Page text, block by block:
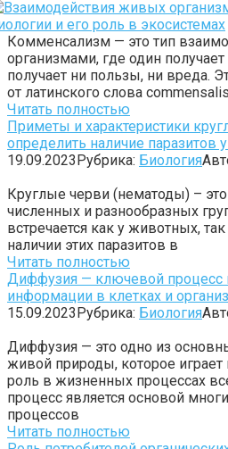
Комменсализм — это тип
организмами, где один
получает ни пользы, ни вреда.
от латинского слова
Читать полностью
Приметы и характеристики
определить наличие паразитов
19.09.2023Рубрика: Биология
Круглые черви (нематоды) –
численных и разнообразных
встречается как у животных,
наличии этих паразитов в
Читать полностью
Диффузия — ключевой процесс
информации в клетках и
15.09.2023Рубрика: Биология
Диффузия — это одно из
живой природы, которое
роль в жизненных процессах
процесс является основой
процессов
Читать полностью